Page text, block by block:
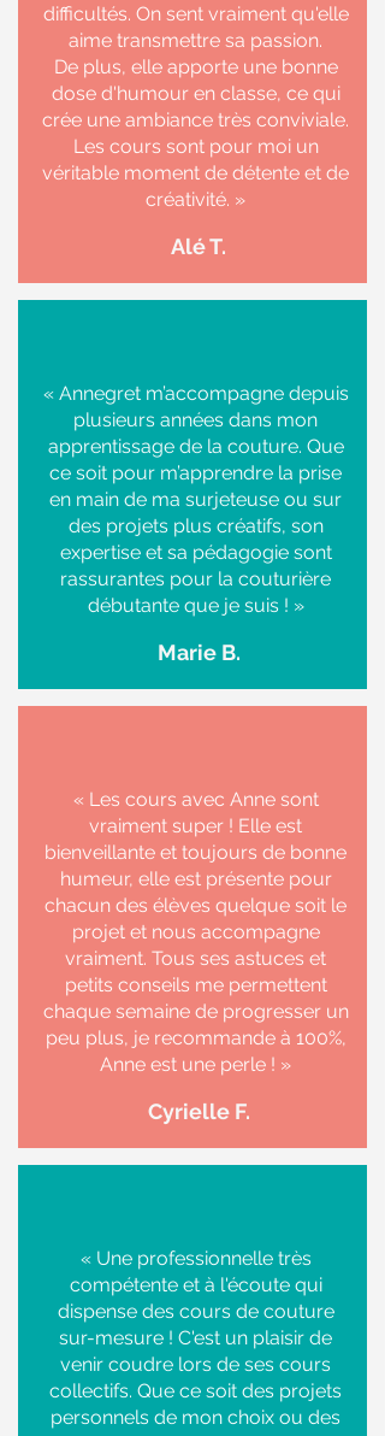
difficultés. On sent vraiment qu'elle
aime transmettre sa passion.
De plus, elle apporte une bonne
dose d'humour en classe, ce qui
crée une ambiance très conviviale.
Les cours sont pour moi un
véritable moment de détente et de
créativité. »
Alé T.
« Annegret m’accompagne depuis
plusieurs années dans mon
apprentissage de la couture. Que
ce soit pour m’apprendre la prise
en main de ma surjeteuse ou sur
des projets plus créatifs, son
expertise et sa pédagogie sont
rassurantes pour la couturière
débutante que je suis ! »
Marie B.
« Les cours avec Anne sont
vraiment super ! Elle est
bienveillante et toujours de bonne
humeur, elle est présente pour
chacun des élèves quelque soit le
projet et nous accompagne
vraiment. Tous ses astuces et
petits conseils me permettent
chaque semaine de progresser un
peu plus, je recommande à 100%,
Anne est une perle ! »
Cyrielle F.
« Une professionnelle très
compétente et à l'écoute qui
dispense des cours de couture
sur-mesure ! C'est un plaisir de
venir coudre lors de ses cours
collectifs. Que ce soit des projets
personnels de mon choix ou des